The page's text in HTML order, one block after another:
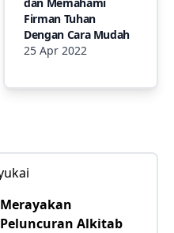
Firman Tuhan
Dengan Cara Mudah
25 Apr 2022
Merayakan
Peluncuran Alkitab